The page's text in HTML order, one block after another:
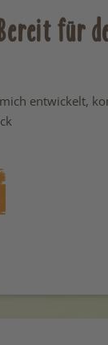
für
entwickelt,